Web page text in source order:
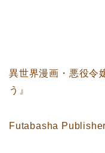
異世界漫画・悪役令
う』
Futabasha